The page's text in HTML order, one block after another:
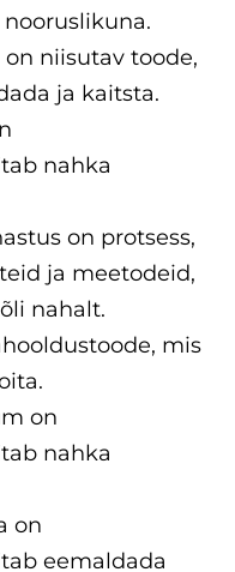
niisutav toode,
ja kaitsta.
nahka
on protsess,
ja meetodeid,
nahalt.
mis
on
nahka
on
eemaldada